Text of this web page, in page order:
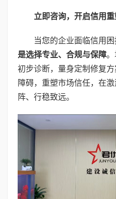
立即咨询，开启信用
当您的企业面临信用困
是选择专业、合规与保障。
初步诊断，量身定制修复
障碍，重塑市场信任，在
阵、行稳致远。